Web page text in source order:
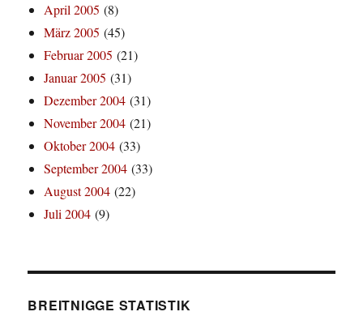
April 2005 (8)
März 2005 (45)
Februar 2005 (21)
Januar 2005 (31)
Dezember 2004 (31)
November 2004 (21)
Oktober 2004 (33)
September 2004 (33)
August 2004 (22)
Juli 2004 (9)
BREITNIGGE STATISTIK